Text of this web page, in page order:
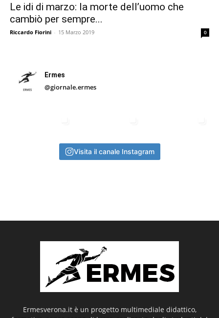
Le idi di marzo: la morte dell’uomo che
cambiò per sempre...
Riccardo Fiorini - 15 Marzo 2019 0
Ermes
@giornale.ermes
Visita il canale Instagram
Ermesverona.it è un progetto multimediale didattico,